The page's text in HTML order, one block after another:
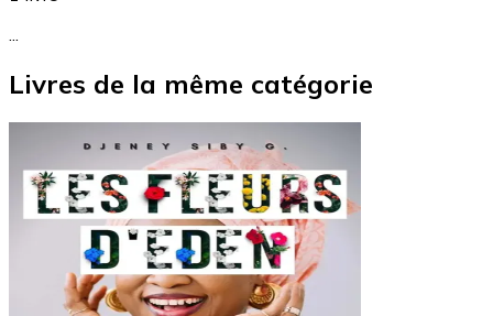
Livres de la même catégorie